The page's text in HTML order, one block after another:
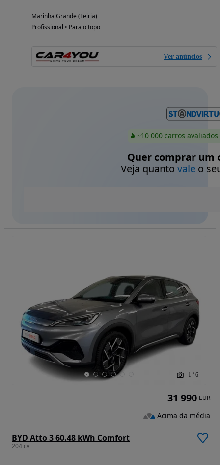
Marinha Grande (Leiria)
Profissional • Para o topo
Ver anúncios
~10 000 carros
Quer comprar um
Veja quanto valeo
1 / 6
BYD Atto 3 60.48 kWh Comfort
204 cv
31 990 EUR
Acima da média